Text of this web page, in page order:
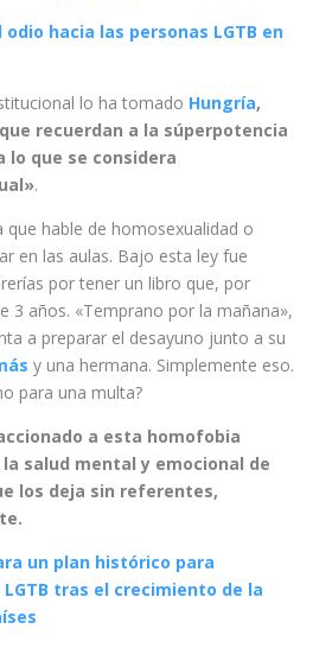
odio hacia las personas LGTB en
lo ha tomado Hungría,
recuerdan a la súperpotencia
lo que se considera
.
que hable de homosexualidad o
en las aulas. Bajo esta ley fue
por tener un libro que, por
3 años. «Temprano por la mañana»,
a preparar el desayuno junto a su
y una hermana. Simplemente eso.
para una multa?
a esta homofobia
salud mental y emocional de
los deja sin referentes,
un plan histórico para
tras el crecimiento de la